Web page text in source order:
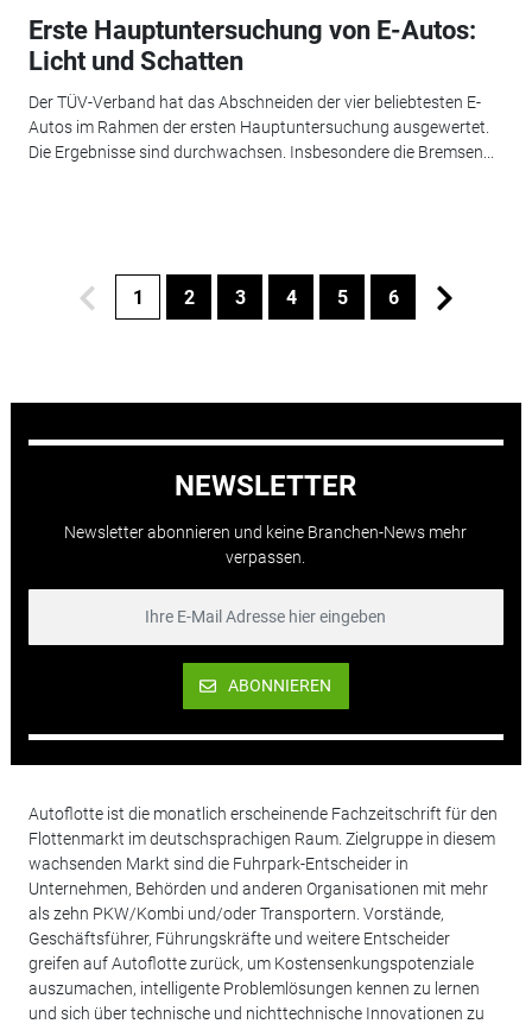
Erste Hauptuntersuchung von E-Autos:
Licht und Schatten
Der TÜV-Verband hat das Abschneiden der vier beliebtesten E-
Autos im Rahmen der ersten Hauptuntersuchung ausgewertet.
Die Ergebnisse sind durchwachsen. Insbesondere die Bremsen...
1 2 3 4 5 6
NEWSLETTER
Newsletter abonnieren und keine Branchen-News mehr
verpassen.
ABONNIEREN
Autoflotte ist die monatlich erscheinende Fachzeitschrift für den
Flottenmarkt im deutschsprachigen Raum. Zielgruppe in diesem
wachsenden Markt sind die Fuhrpark-Entscheider in
Unternehmen, Behörden und anderen Organisationen mit mehr
als zehn PKW/Kombi und/oder Transportern. Vorstände,
Geschäftsführer, Führungskräfte und weitere Entscheider
greifen auf Autoflotte zurück, um Kostensenkungspotenziale
auszumachen, intelligente Problemlösungen kennen zu lernen
und sich über technische und nichttechnische Innovationen zu